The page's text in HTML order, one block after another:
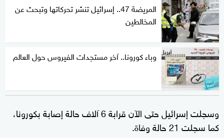
المريضة 47.. إسرائيل تنشر تحركاتها وتبحث عن
المخالطين
وباء كورونا.. آخر مستجدات الفيروس حول العالم
وسجلت إسرائيل حتى الآن قرابة 6 آلاف حالة إصابة بكورونا،
كما سجلت 21 حالة وفاة.